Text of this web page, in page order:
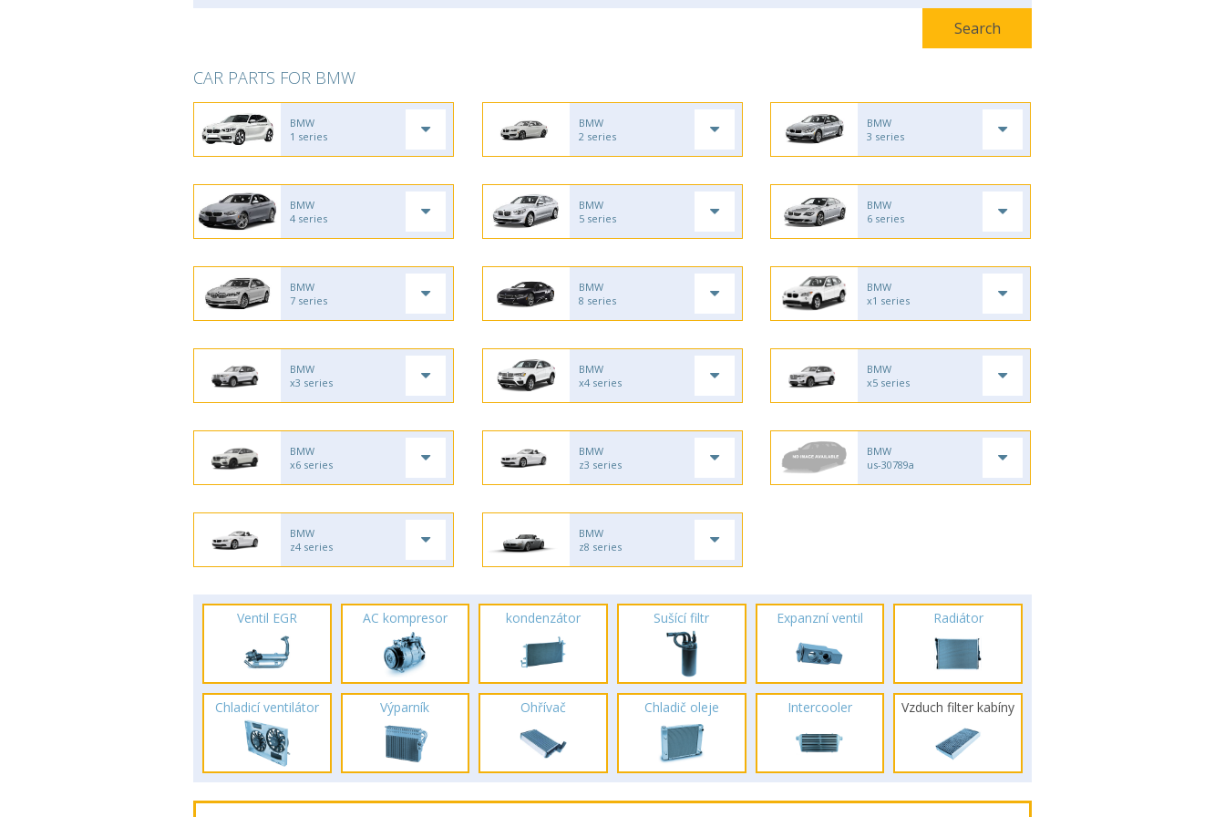
CAR PARTS FOR BMW
BMW
1 series
BMW
2 series
BMW
3 series
BMW
4 series
BMW
5 series
BMW
6 series
BMW
7 series
BMW
8 series
BMW
x1 series
BMW
x3 series
BMW
x4 series
BMW
x5 series
BMW
x6 series
BMW
z3 series
BMW
us-30789a
BMW
z4 series
BMW
z8 series
Ventil EGR AC kompresor kondenzátor Sušící filtr Expanzní ventil Radiátor
Chladicí ventilátor Výparník Ohřívač Chladič oleje Intercooler Vzduch filter kabíny